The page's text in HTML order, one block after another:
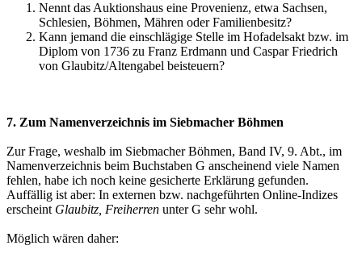
Nennt das Auktionshaus eine Provenienz, etwa Sachsen,
Schlesien, Böhmen, Mähren oder Familienbesitz?
Kann jemand die einschlägige Stelle im Hofadelsakt bzw. im
Diplom von 1736 zu Franz Erdmann und Caspar Friedrich
von Glaubitz/Altengabel beisteuern?
7. Zum Namenverzeichnis im Siebmacher Böhmen
Zur Frage, weshalb im Siebmacher Böhmen, Band IV, 9. Abt., im
Namenverzeichnis beim Buchstaben G anscheinend viele Namen
fehlen, habe ich noch keine gesicherte Erklärung gefunden.
Auffällig ist aber: In externen bzw. nachgeführten Online-Indizes
erscheint Glaubitz, Freiherren unter G sehr wohl.
Möglich wären daher: